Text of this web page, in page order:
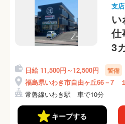
支店
仕
3
限
途
金
日給 11,500円～12,500円 警備
福島県いわき市自由ヶ丘66－7
常磐線いわき駅 車で10分
キープする